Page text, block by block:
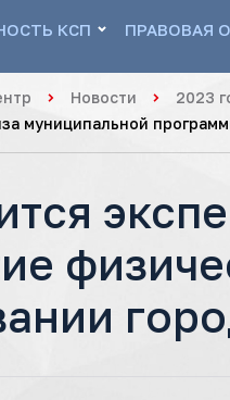
КСП ПРАВОВАЯ
Новости
2023
муниципальной